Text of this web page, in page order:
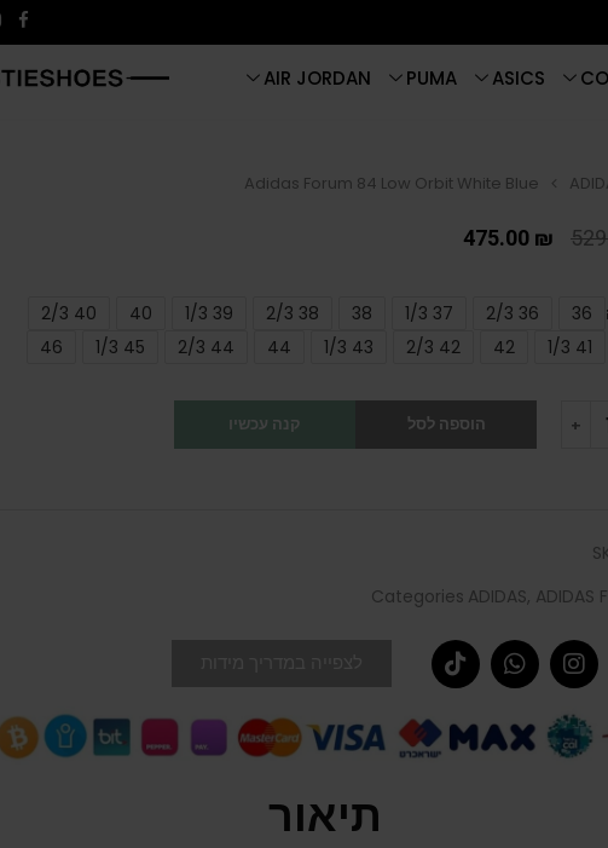
ASICS
PUMA
AIR JORDAN
Adidas Forum 84 Low Orbit White Blue
475.00 ₪
36
36 2/3
37 1/3
38
38 2/3
39 1/3
40
40 2/3
41 1/3
42
42 2/3
43 1/3
44
44 2/3
45 1/3
46
הוספה לסל קנה עכשיו
Categories ADIDAS, ADIDAS
תיאור